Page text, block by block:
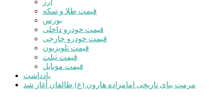
ارز
قیمت طلا و سکه
بورس
قیمت خودرو داخلی
قیمت خودرو خارجی
قیمت تلویزیون
قیمت تبلت
قیمت موبایل
یادداشت
مرمت بنای تاریخی امامزاده هارون (ع) طالقان آغاز شد